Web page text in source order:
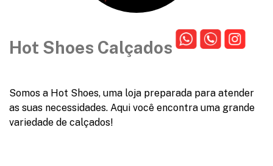
Hot Shoes Calçados
Somos a Hot Shoes, uma loja preparada para atender
as suas necessidades. Aqui você encontra uma grande
variedade de calçados!